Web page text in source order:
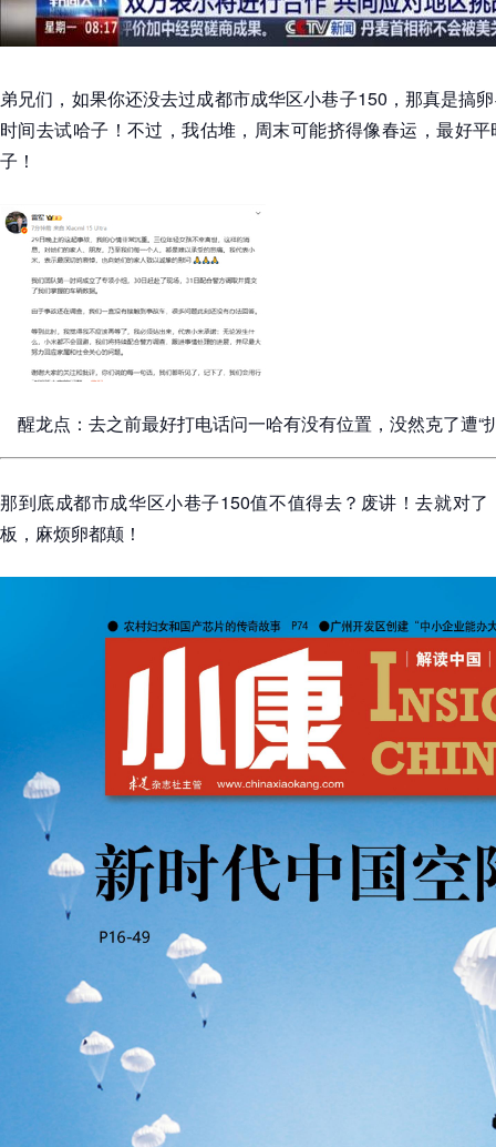
弟兄们，如果你还没去过成都市成华区小巷子150，那真是搞
时间去试哈子！不过，我估堆，周末可能挤得像春运，最好
子！
醒龙点：去之前最好打电话问一哈有没有位置，没然克了遭“
那到底成都市成华区小巷子150值不值得去？废讲！去就对
板，麻烦卵都颠！